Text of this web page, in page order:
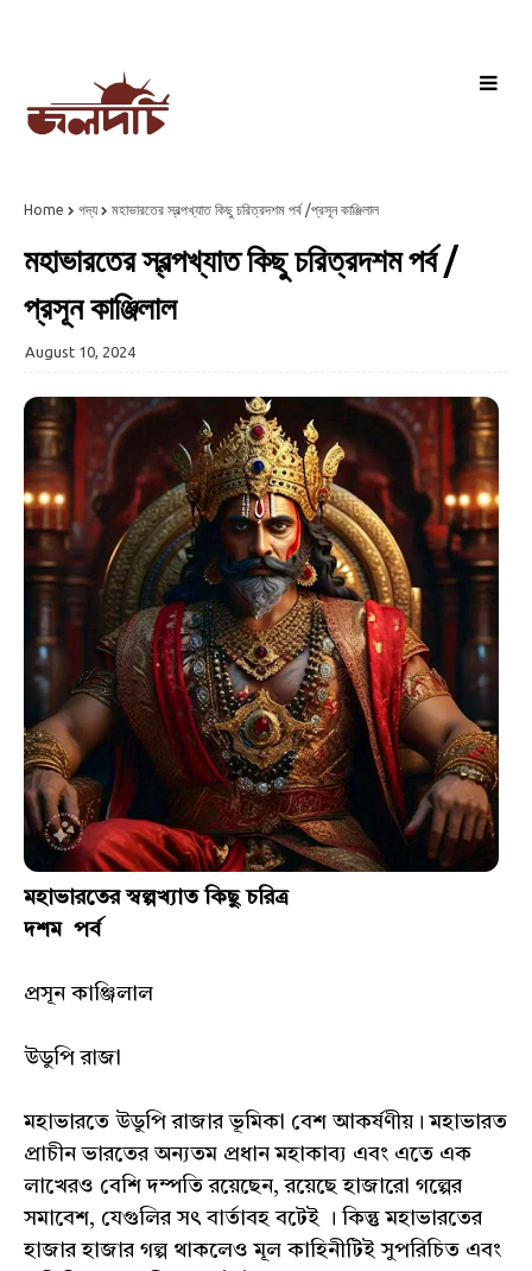
Home গদ্য মহাভারতের স্বল্পখ্যাত কিছু চরিত্রদশম পর্ব /প্রসূন কাঞ্জিলাল
মহাভারতের স্বল্পখ্যাত কিছু চরিত্রদশম পর্ব /
প্রসূন কাঞ্জিলাল
August 10, 2024
মহাভারতের স্বল্পখ্যাত কিছু চরিত্র
দশম পর্ব
প্রসূন কাঞ্জিলাল
উডুপি রাজা
মহাভারতে উডুপি রাজার ভূমিকা বেশ আকর্ষণীয়। মহাভারত
প্রাচীন ভারতের অন্যতম প্রধান মহাকাব্য এবং এতে এক
লাখেরও বেশি দম্পতি রয়েছেন, রয়েছে হাজারো গল্পের
সমাবেশ, যেগুলির সৎ বার্তাবহ বটেই । কিন্তু মহাভারতের
হাজার হাজার গল্প থাকলেও মূল কাহিনীটিই সুপরিচিত এবং